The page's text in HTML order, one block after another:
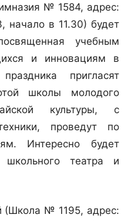
№ 1584, адрес:
начало в 11.30) будет
учебным
и инновациям в
пригласят
школы молодого
культуры, с
проведут по
Интересно будет
школьного театра и
№ 1195, адрес: